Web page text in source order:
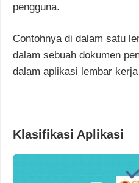
pengguna.
Contohnya di dalam satu
dalam sebuah dokumen
dalam aplikasi lembar
Klasifikasi Aplikasi